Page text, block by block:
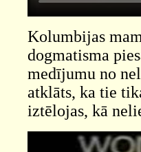
Kolumbijas
dogmatisma
medījumu no
atklāts, ka tie
iztēlojas, kā